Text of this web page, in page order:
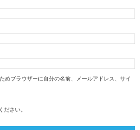
めブラウザーに自分の名前、メールアドレス、サイ
ださい。